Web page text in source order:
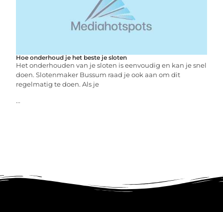
Hoe onderhoud je het beste je sloten
Het onderhouden van je sloten is eenvoudig en kan je snel
doen. Slotenmaker Bussum raad je ook aan om dit
regelmatig te doen. Als je
...